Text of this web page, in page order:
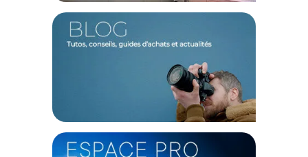
1x Edge Mask pour Softbox 2x3 par Profoto
1x Etui de transport
Offre valable jusqu'au 08-08-2026 inclus.
Code EAN Profoto Edge Mask 2x3 Rectangular - Toile
7340027563434
Garantie 2 ans
(1) Offre valable jusqu'au 31 Décembre 2030 à partir de 49 euros
d'achat, sur la base d'une expédition Chronopost 24H vers un point